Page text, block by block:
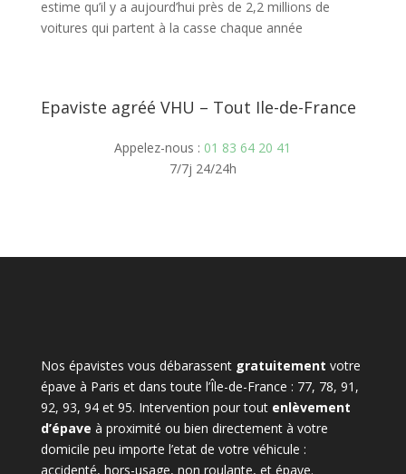
estime qu’il y a aujourd’hui près de 2,2 millions de
voitures qui partent à la casse chaque année
Epaviste agréé VHU – Tout Ile-de-France
Appelez-nous : 01 83 64 20 41
7/7j 24/24h
Nos épavistes vous débarassent gratuitement votre
épave à Paris et dans toute l’Île-de-France : 77, 78, 91,
92, 93, 94 et 95. Intervention pour tout enlèvement
d’épave à proximité ou bien directement à votre
domicile peu importe l’etat de votre véhicule :
accidenté, hors-usage, non roulante, et épave.